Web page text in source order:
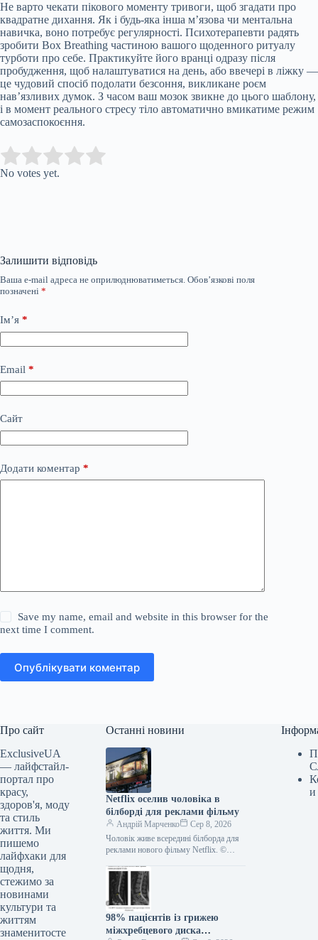
Не варто чекати пікового моменту тривоги, щоб згадати про
квадратне дихання. Як і будь-яка інша м’язова чи ментальна
навичка, воно потребує регулярності. Психотерапевти радять
зробити Box Breathing частиною вашого щоденного ритуалу
турботи про себе. Практикуйте його вранці одразу після
пробудження, щоб налаштуватися на день, або ввечері в ліжку —
це чудовий спосіб подолати безсоння, викликане роєм
нав’язливих думок. З часом ваш мозок звикне до цього шаблону,
і в момент реального стресу тіло автоматично вмикатиме режим
самозаспокоєння.
Rate this item:
No votes yet.
Залишити відповідь
Ваша e-mail адреса не оприлюднюватиметься. Обов’язкові поля
позначені *
Ім’я *
Email *
Сайт
Додати коментар *
Save my name, email and website in this browser for the
next time I comment.
Опублікувати коментар
Про сайт
ExclusiveUA
— лайфстайл-
портал про
красу,
здоров'я, моду
та стиль
життя. Ми
пишемо
лайфхаки для
щодня,
стежимо за
новинами
культури та
життям
знаменитосте
Останні новини
Netflix оселив чоловіка в
білборді для реклами фільму
Андрій Марченко
Сер 8, 2026
Чоловік живе всередині білборда для
реклами нового фільму Netflix. ©
платформа Netflix незвично
прорекламувала новий науково-
фантастичний
98% пацієнтів із грижею
міжхребцевого диска
и